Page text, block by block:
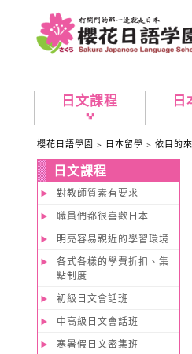
日文課程 日
櫻花日語學園 > 日本留學 > 依目的
日文課程
對教師質素有要求
職員們都很喜歡日本
明亮容易親近的學習環境
各式各樣的學費折扣、集
點制度
初級日文會話班
中高級日文會話班
寒暑假日文密集班